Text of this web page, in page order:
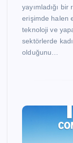
yayımladığı
erişimde halen
teknoloji ve
sektörlerde
olduğunu…